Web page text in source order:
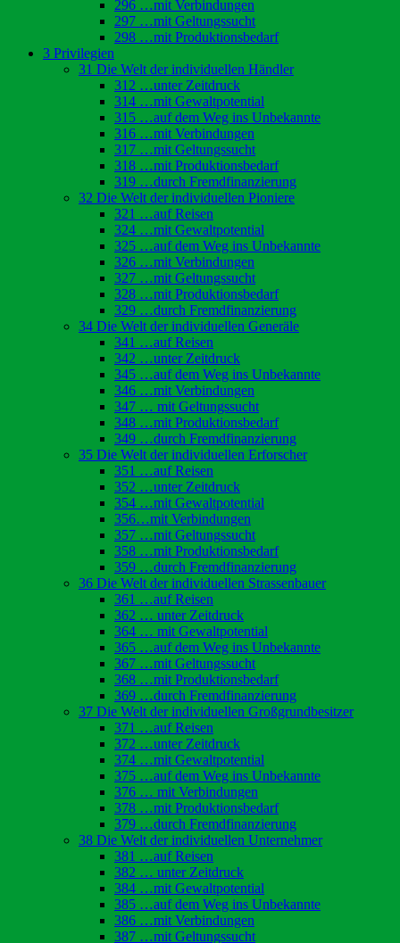
296 …mit Verbindungen
297 …mit Geltungssucht
298 …mit Produktionsbedarf
3 Privilegien
31 Die Welt der individuellen Händler
312 …unter Zeitdruck
314 …mit Gewaltpotential
315 …auf dem Weg ins Unbekannte
316 …mit Verbindungen
317 …mit Geltungssucht
318 …mit Produktionsbedarf
319 …durch Fremdfinanzierung
32 Die Welt der individuellen Pioniere
321 …auf Reisen
324 …mit Gewaltpotential
325 …auf dem Weg ins Unbekannte
326 …mit Verbindungen
327 …mit Geltungssucht
328 …mit Produktionsbedarf
329 …durch Fremdfinanzierung
34 Die Welt der individuellen Generäle
341 …auf Reisen
342 …unter Zeitdruck
345 …auf dem Weg ins Unbekannte
346 …mit Verbindungen
347 … mit Geltungssucht
348 …mit Produktionsbedarf
349 …durch Fremdfinanzierung
35 Die Welt der individuellen Erforscher
351 …auf Reisen
352 …unter Zeitdruck
354 …mit Gewaltpotential
356…mit Verbindungen
357 …mit Geltungssucht
358 …mit Produktionsbedarf
359 …durch Fremdfinanzierung
36 Die Welt der individuellen Strassenbauer
361 …auf Reisen
362 … unter Zeitdruck
364 … mit Gewaltpotential
365 …auf dem Weg ins Unbekannte
367 …mit Geltungssucht
368 …mit Produktionsbedarf
369 …durch Fremdfinanzierung
37 Die Welt der individuellen Großgrundbesitzer
371 …auf Reisen
372 …unter Zeitdruck
374 …mit Gewaltpotential
375 …auf dem Weg ins Unbekannte
376 … mit Verbindungen
378 …mit Produktionsbedarf
379 …durch Fremdfinanzierung
38 Die Welt der individuellen Unternehmer
381 …auf Reisen
382 … unter Zeitdruck
384 …mit Gewaltpotential
385 …auf dem Weg ins Unbekannte
386 …mit Verbindungen
387 …mit Geltungssucht